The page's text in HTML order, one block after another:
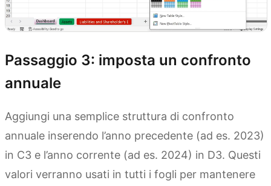
Passaggio 3: imposta un confronto
annuale
Aggiungi una semplice struttura di confronto
annuale inserendo l’anno precedente (ad es. 2023)
in C3 e l’anno corrente (ad es. 2024) in D3. Questi
valori verranno usati in tutti i fogli per mantenere